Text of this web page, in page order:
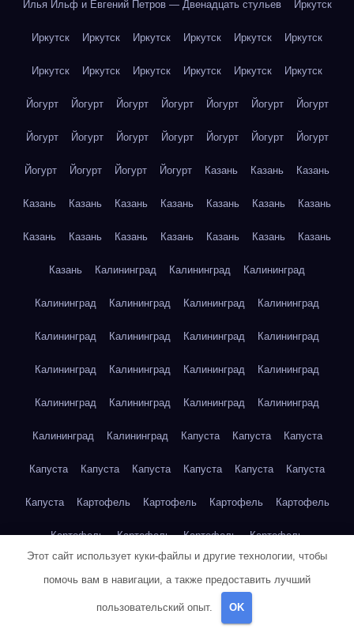
Илья Ильф и Евгений Петров — Двенадцать стульев Иркутск
Иркутск Иркутск Иркутск Иркутск Иркутск Иркутск
Иркутск Иркутск Иркутск Иркутск Иркутск Иркутск
Йогурт Йогурт Йогурт Йогурт Йогурт Йогурт Йогурт
Йогурт Йогурт Йогурт Йогурт Йогурт Йогурт Йогурт
Йогурт Йогурт Йогурт Йогурт Казань Казань Казань
Казань Казань Казань Казань Казань Казань Казань
Казань Казань Казань Казань Казань Казань Казань
Казань Калининград Калининград Калининград
Калининград Калининград Калининград Калининград
Калининград Калининград Калининград Калининград
Калининград Калининград Калининград Калининград
Калининград Калининград Калининград Калининград
Калининград Калининград Капуста Капуста Капуста
Капуста Капуста Капуста Капуста Капуста Капуста
Капуста Картофель Картофель Картофель Картофель
Картофель Картофель Картофель Картофель
Кейптаун Кейптаун
Этот сайт использует куки-файлы и другие технологии, чтобы
помочь вам в навигации, а также предоставить лучший
пользовательский опыт. OK